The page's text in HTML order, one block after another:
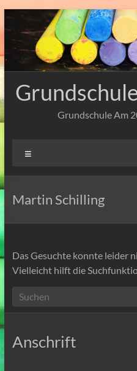
Zum
Inhalt
springen
Grundschule Am
Martin Schilling
Das Gesuchte konnte leider
Vielleicht hilft die
Anschrift